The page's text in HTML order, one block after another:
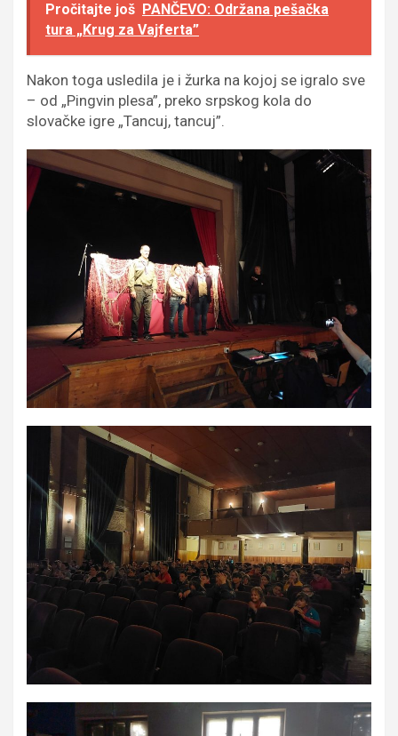
Pročitajte još PANČEVO: Održana pešačka
tura „Krug za Vajferta”
Nakon toga usledila je i žurka na kojoj se igralo sve
– od „Pingvin plesa”, preko srpskog kola do
slovačke igre „Tancuj, tancuj”.